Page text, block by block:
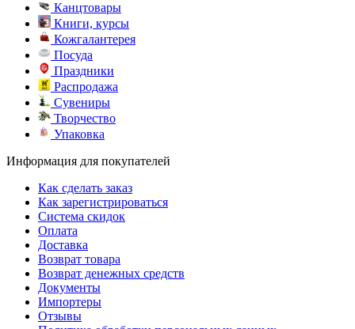
Канцтовары
Книги, курсы
Кожгалантерея
Посуда
Праздники
Распродажа
Сувениры
Творчество
Упаковка
Информация для покупателей
Как сделать заказ
Как зарегистрироваться
Система скидок
Оплата
Доставка
Возврат товара
Возврат денежных средств
Документы
Импортеры
Отзывы